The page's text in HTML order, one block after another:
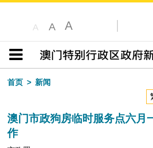
A A A
目录
首页
新闻
澳门市政狗房临时服务点六月
作